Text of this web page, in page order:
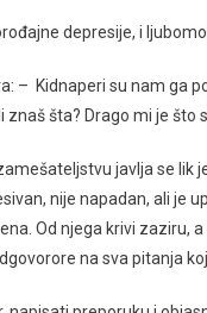
depresije, i
– Kidnaperi su nam ga
znaš šta? Drago mi je što
javlja se lik
nije napadan, ali je
Od njega krivi zaziru,
na sva pitanja